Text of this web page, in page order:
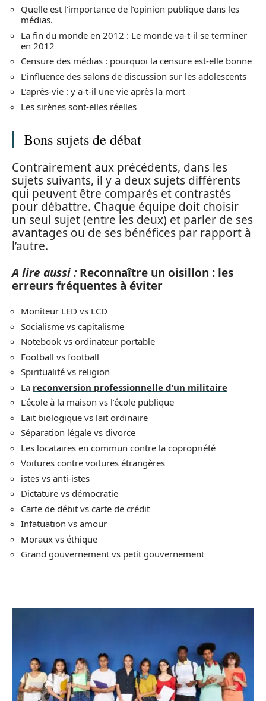
Quelle est l’importance de l’opinion publique dans les
médias.
La fin du monde en 2012 : Le monde va-t-il se terminer
en 2012
Censure des médias : pourquoi la censure est-elle bonne
L’influence des salons de discussion sur les adolescents
L’après-vie : y a-t-il une vie après la mort
Les sirènes sont-elles réelles
Bons sujets de débat
Contrairement aux précédents, dans les
sujets suivants, il y a deux sujets différents
qui peuvent être comparés et contrastés
pour débattre. Chaque équipe doit choisir
un seul sujet (entre les deux) et parler de ses
avantages ou de ses bénéfices par rapport à
l’autre.
A lire aussi : Reconnaître un oisillon : les
erreurs fréquentes à éviter
Moniteur LED vs LCD
Socialisme vs capitalisme
Notebook vs ordinateur portable
Football vs football
Spiritualité vs religion
La reconversion professionnelle d’un militaire
L’école à la maison vs l’école publique
Lait biologique vs lait ordinaire
Séparation légale vs divorce
Les locataires en commun contre la copropriété
Voitures contre voitures étrangères
istes vs anti-istes
Dictature vs démocratie
Carte de débit vs carte de crédit
Infatuation vs amour
Moraux vs éthique
Grand gouvernement vs petit gouvernement